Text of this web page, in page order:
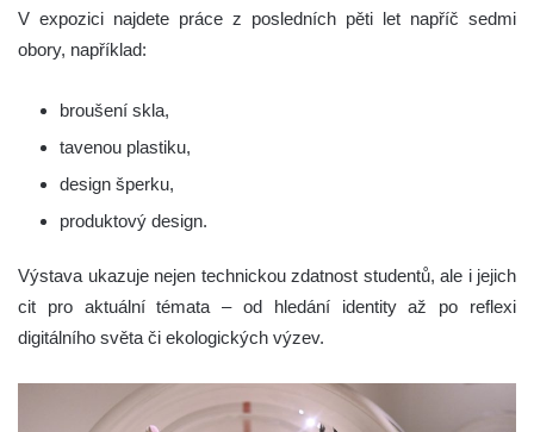
V expozici najdete práce z posledních pěti let napříč sedmi
obory, například:
broušení skla,
tavenou plastiku,
design šperku,
produktový design.
Výstava ukazuje nejen technickou zdatnost studentů, ale i jejich
cit pro aktuální témata – od hledání identity až po reflexi
digitálního světa či ekologických výzev.